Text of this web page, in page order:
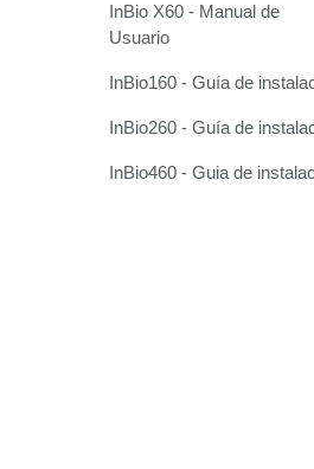
InBio X60 - Manual de
Usuario
InBio160 - Guía de
InBio260 - Guía de
InBio460 - Guia de